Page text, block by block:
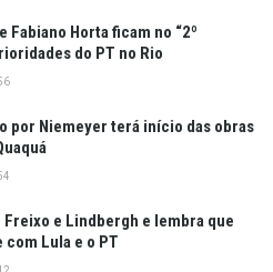
Fabiano Horta ficam no “2º
do PT no Rio
por Niemeyer terá início das obras
Freixo e Lindbergh e lembra que
Lula e o PT